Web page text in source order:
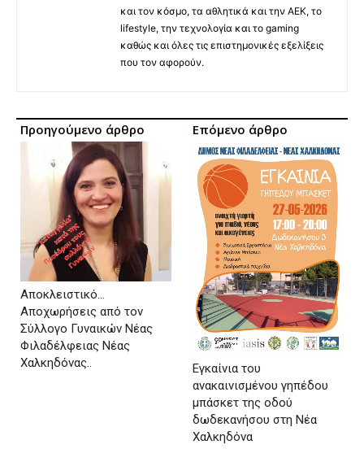
και τον κόσμο, τα αθλητικά και την ΑΕΚ, το
lifestyle, την τεχνολογία και το gaming
καθώς και όλες τις επιστημονικές εξελίξεις
που τον αφορούν.
Προηγούμενο άρθρο
Αποκλειστικό…
Αποχωρήσεις από τον
Σύλλογο Γυναικών Νέας
Φιλαδέλφειας Νέας
Χαλκηδόνας..
Επόμενο άρθρο
Εγκαίνια του
ανακαινισμένου γηπέδου
μπάσκετ της οδού
δωδεκανήσου στη Νέα
Χαλκηδόνα